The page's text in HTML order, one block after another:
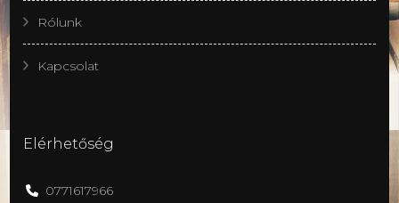
Rólunk
Kapcsolat
Elérhetőség
0771617966